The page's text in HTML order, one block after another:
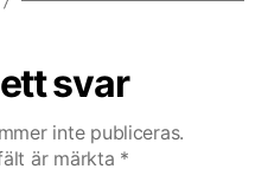
svar
inte publiceras.
är märkta *